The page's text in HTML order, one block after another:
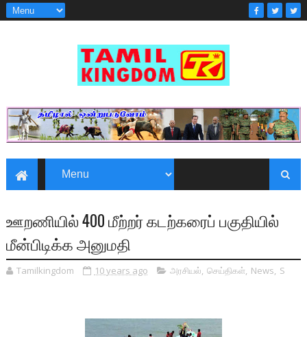
ஊறணியில் 400 மீற்றர் கடற்கரைப் பகுதியில்
மீன்பிடிக்க அனுமதி
Tamilkingdom 10 years ago அரசியல், செய்திகள், News, S